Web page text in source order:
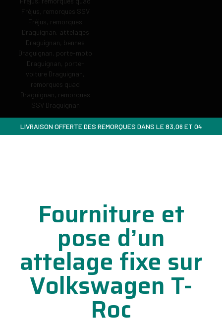
LIVRAISON OFFERTE DES REMORQUES DANS LE 83,06 ET 04
Fourniture et
pose d’un
attelage fixe sur
Volkswagen T-
Roc